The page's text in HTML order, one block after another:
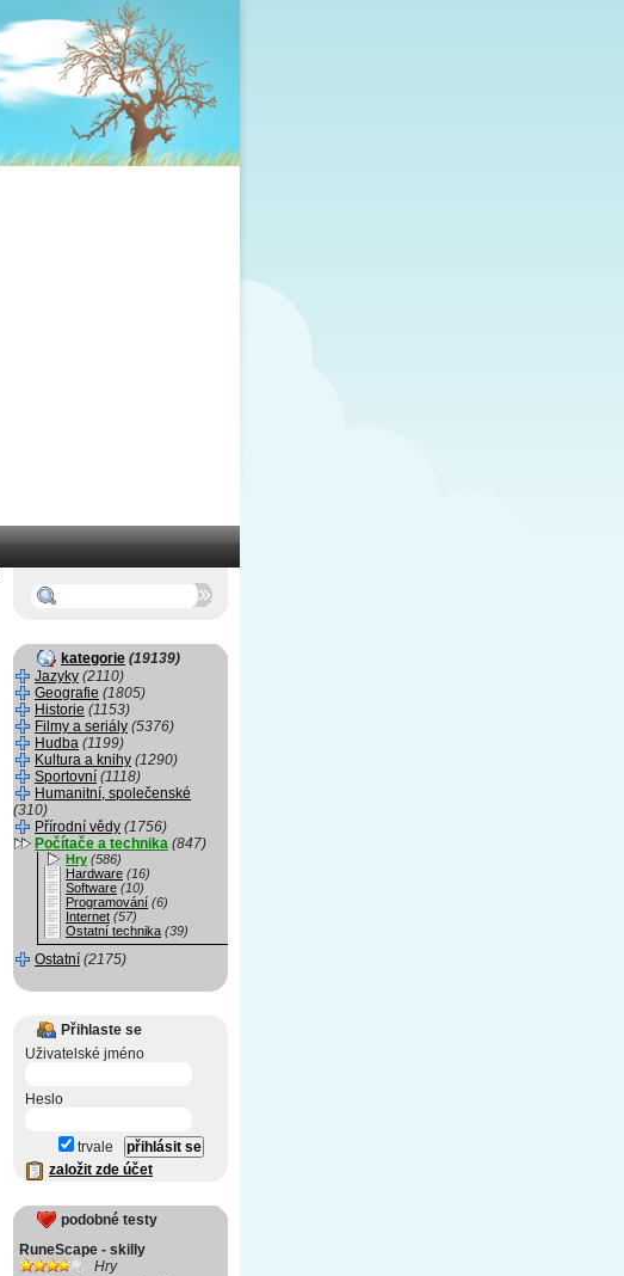
kategorie (19139)
Jazyky (2110)
Geografie (1805)
Historie (1153)
Filmy a seriály (5376)
Hudba (1199)
Kultura a knihy (1290)
Sportovní (1118)
Humanitní, společenské
(310)
Přírodní vědy (1756)
Počítače a technika (847)
Hry (586)
Hardware (16)
Software (10)
Programování (6)
Internet (57)
Ostatní technika (39)
Ostatní (2175)
Přihlaste se
Uživatelské jméno
Heslo
trvale
založit zde účet
podobné testy
RuneScape - skilly
Hry